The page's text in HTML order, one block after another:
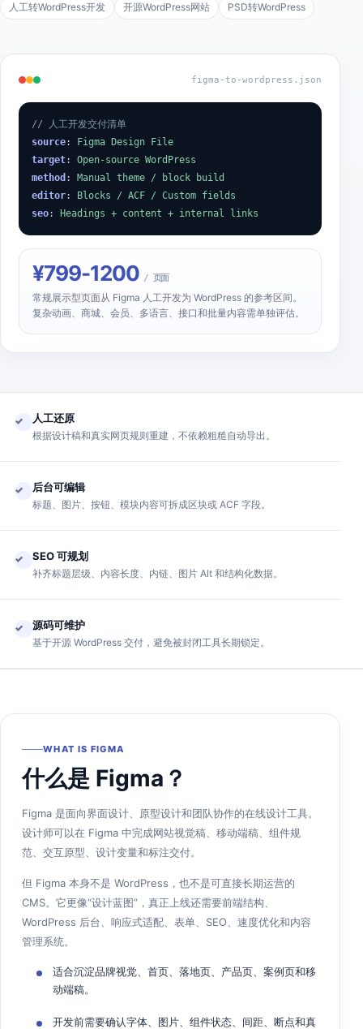
人工转WordPress开发
开源WordPress网站 PSD转WordPress
figma-to-wordpress.json
// 人工开发交付清单
source:
Figma Design File
target: Open-source WordPress
method : Manual theme / block build
editor:
Blocks / ACF / Custom fields
seo: Headings + content + internal links
¥799-1200 / 页面
常规展示型页面从 Figma 人工开发为 WordPress 的参考区间。
复杂动画、商城、会员、多语言、接口和批量内容需单独评估。
✓ 人工还原
根据设计稿和真实网页规则重建，不依赖粗糙自动导出。
✓ 后台可编辑
标题、图片、按钮、模块内容可拆成区块或 ACF 字段。
✓ SEO 可规划
补齐标题层级、内容长度、内链、图片 Alt 和结构化数据。
✓ 源码可维护
基于开源 WordPress 交付，避免被封闭工具长期锁定。
WHAT IS FIGMA
什么是 Figma？
Figma 是面向界面设计、原型设计和团队协作的在线设计工具。
设计师可以在 Figma 中完成网站视觉稿、移动端稿、组件规
范、交互原型、设计变量和标注交付。
但 Figma 本身不是 WordPress，也不是可直接长期运营的
CMS。它更像“设计蓝图”，真正上线还需要前端结构、
WordPress 后台、响应式适配、表单、SEO、速度优化和内容
管理系统。
适合沉淀品牌视觉、首页、落地页、产品页、案例页和移
动端稿。
开发前需要确认字体、图片、组件状态、间距、断点和真